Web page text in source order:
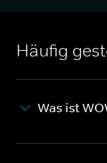
Häufig
Was ist